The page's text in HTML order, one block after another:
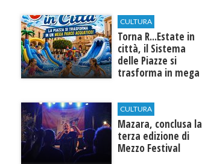
CULTURA
Torna R...Estate in
città, il Sistema
delle Piazze si
trasforma in mega
CULTURA
​Mazara, conclusa la
terza edizione di
Mezzo Festival